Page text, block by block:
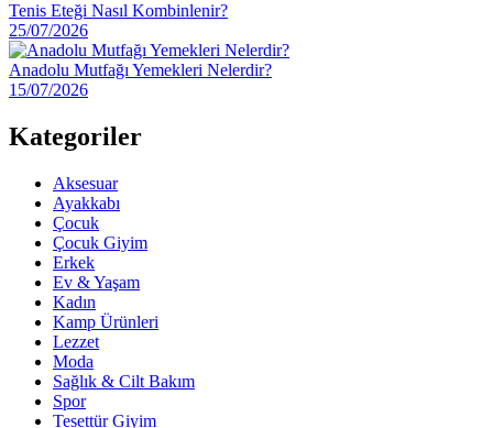
Tenis Eteği Nasıl Kombinlenir?
25/07/2026
Anadolu Mutfağı Yemekleri Nelerdir?
15/07/2026
Kategoriler
Aksesuar
Ayakkabı
Çocuk
Çocuk Giyim
Erkek
Ev & Yaşam
Kadın
Kamp Ürünleri
Lezzet
Moda
Sağlık & Cilt Bakım
Spor
Tesettür Giyim